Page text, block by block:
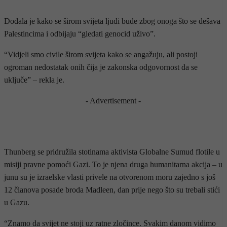
Dodala je kako se širom svijeta ljudi bude zbog onoga što se dešava
Palestincima i odbijaju “gledati genocid uživo”.
“Vidjeli smo civile širom svijeta kako se angažuju, ali postoji
ogroman nedostatak onih čija je zakonska odgovornost da se
uključe” – rekla je.
- Advertisement -
Thunberg se pridružila stotinama aktivista Globalne Sumud flotile u
misiji pravne pomoći Gazi. To je njena druga humanitarna akcija – u
junu su je izraelske vlasti privele na otvorenom moru zajedno s još
12 članova posade broda Madleen, dan prije nego što su trebali stići
u Gazu.
“Znamo da svijet ne stoji uz ratne zločince. Svakim danom vidimo